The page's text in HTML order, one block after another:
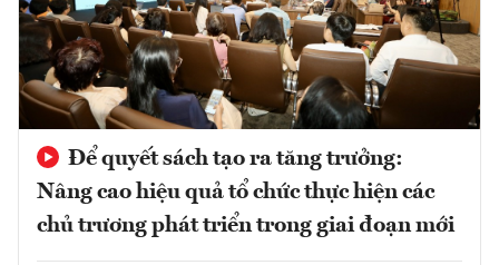
Để quyết sách tạo ra tăng trưởng:
Nâng cao hiệu quả tổ chức thực hiện các
chủ trương phát triển trong giai đoạn mới